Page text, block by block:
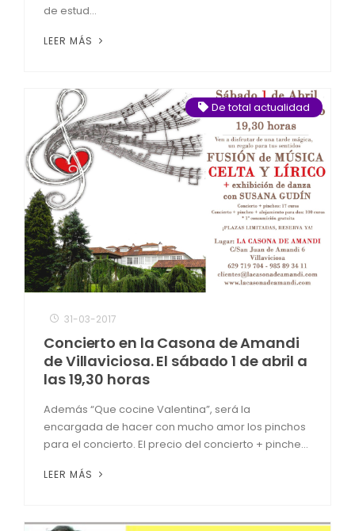
de estud...
LEER MÁS
De total actualidad
31-03-2017
Concierto en la Casona de Amandi
de Villaviciosa. El sábado 1 de abril a
las 19,30 horas
Además “Que cocine Valentina”, será la
encargada de hacer con mucho amor los pinchos
para el concierto. El precio del concierto + pinche...
LEER MÁS